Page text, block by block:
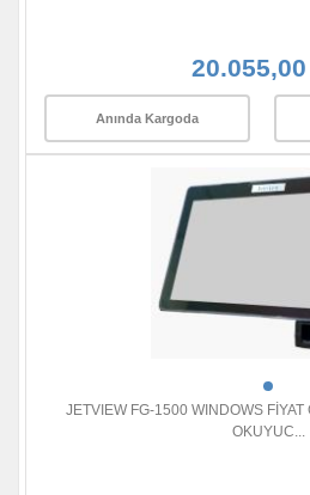
Anında Kargoda
JETVIEW FG-1500 WINDOWS
OKUYUC...